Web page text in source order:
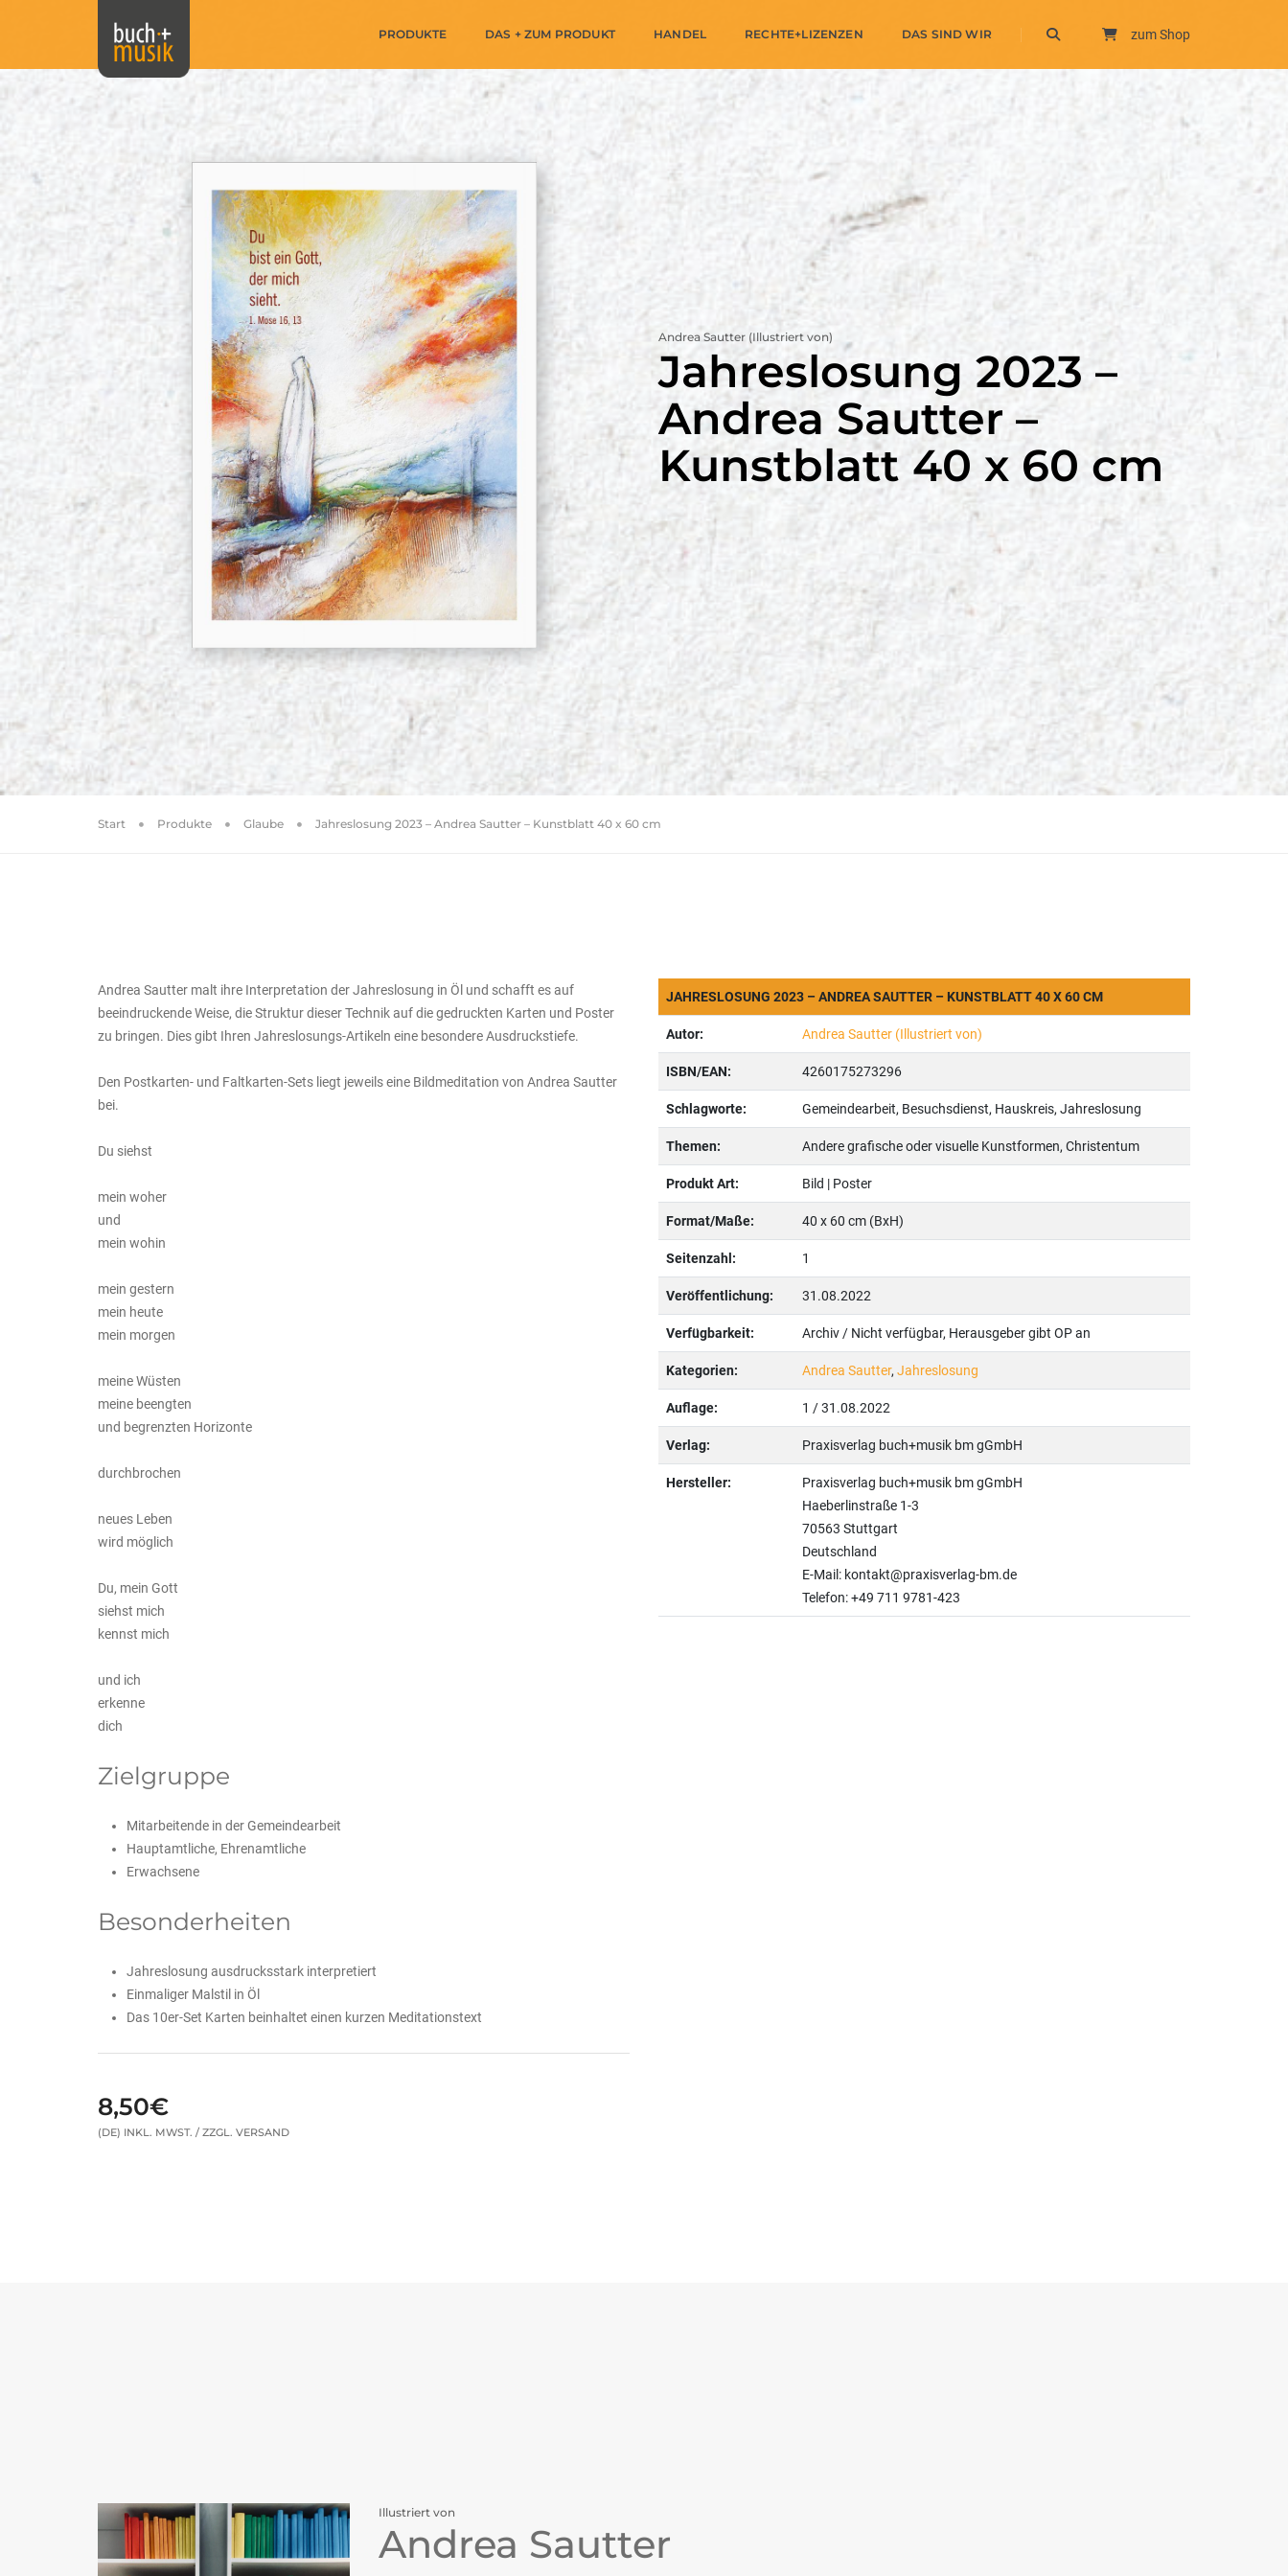
PRODUKTE DAS + ZUM PRODUKT HANDEL RECHTE+LIZENZEN DAS SIND WIR zum Shop
Andrea Sautter (Illustriert von)
Jahreslosung 2023 –
Andrea Sautter –
Kunstblatt 40 x 60 cm
Start Produkte Glaube Jahreslosung 2023 – Andrea Sautter – Kunstblatt 40 x 60 cm
Andrea Sautter malt ihre Interpretation der Jahreslosung in Öl und schafft es auf
beeindruckende Weise, die Struktur dieser Technik auf die gedruckten Karten und Poster
zu bringen. Dies gibt Ihren Jahreslosungs-Artikeln eine besondere Ausdruckstiefe.
Den Postkarten- und Faltkarten-Sets liegt jeweils eine Bildmeditation von Andrea Sautter
bei.
Du siehst
mein woher
und
mein wohin
mein gestern
mein heute
mein morgen
meine Wüsten
meine beengten
und begrenzten Horizonte
durchbrochen
neues Leben
wird möglich
Du, mein Gott
siehst mich
kennst mich
und ich
erkenne
dich
Zielgruppe
Mitarbeitende in der Gemeindearbeit
Hauptamtliche, Ehrenamtliche
Erwachsene
Besonderheiten
Jahreslosung ausdrucksstark interpretiert
Einmaliger Malstil in Öl
Das 10er-Set Karten beinhaltet einen kurzen Meditationstext
8,50€
(DE) INKL. MWST. / ZZGL. VERSAND
JAHRESLOSUNG 2023 – ANDREA SAUTTER – KUNSTBLATT 40 X 60 CM
Autor: Andrea Sautter (Illustriert von)
ISBN/EAN: 4260175273296
Schlagworte: Gemeindearbeit, Besuchsdienst, Hauskreis, Jahreslosung
Themen: Andere grafische oder visuelle Kunstformen, Christentum
Produkt Art: Bild | Poster
Format/Maße: 40 x 60 cm (BxH)
Seitenzahl: 1
Veröffentlichung: 31.08.2022
Verfügbarkeit: Archiv / Nicht verfügbar, Herausgeber gibt OP an
Kategorien: Andrea Sautter, Jahreslosung
Auflage: 1 / 31.08.2022
Verlag: Praxisverlag buch+musik bm gGmbH
Hersteller:
Praxisverlag buch+musik bm gGmbH
Haeberlinstraße 1-3
70563 Stuttgart
Deutschland
E-Mail: kontakt@praxisverlag-bm.de
Telefon: +49 711 9781-423
Illustriert von
Andrea Sautter